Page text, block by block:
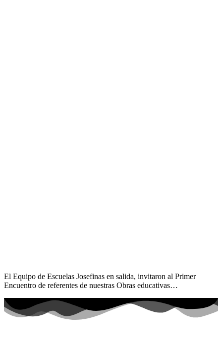
El Equipo de Escuelas Josefinas en salida, invitaron al Primer
Encuentro de referentes de nuestras Obras educativas…